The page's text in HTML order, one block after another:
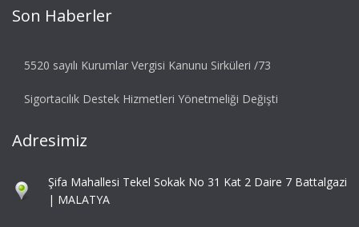
Son Haberler
5520 sayılı Kurumlar Vergisi Kanunu Sirküleri /73
Sigortacılık Destek Hizmetleri Yönetmeliği Değişti
Adresimiz
Şifa Mahallesi Tekel Sokak No 31 Kat 2 Daire 7 Battalgazi
| MALATYA